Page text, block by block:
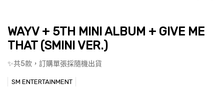
WAYV + 5TH MINI ALBUM + GIVE ME
THAT (SMINI VER.)
✨共5款，訂購單張採隨機出貨
SM ENTERTAINMENT